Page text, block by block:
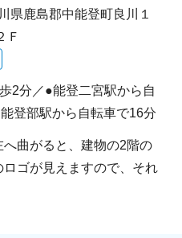
県鹿島郡中能登町良川１
Ｆ
2分／●能登二宮駅から自
登部駅から自転車で16分
曲がると、建物の2階の
ロゴが見えますので、それ